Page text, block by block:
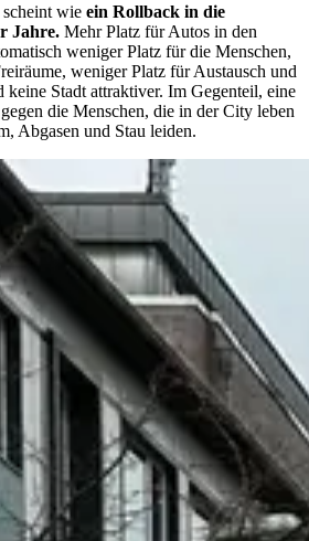
scheint wie ein Rollback in die
Jahre. Mehr Platz für Autos in den
weniger Platz für die Menschen,
weniger Platz für Austausch und
Stadt attraktiver. Im Gegenteil, eine
die Menschen, die in der City leben
Abgasen und Stau leiden.